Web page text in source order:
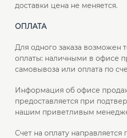
доставки цена не меняется.
ОПЛАТА
Для одного заказа возможен
оплаты: наличными в офисе
самовывоза или оплата по
Информация об офисе
предоставляется при
нашим приветливым
Счет на оплату направляется